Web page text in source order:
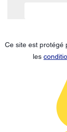
Ce site est protégé
les